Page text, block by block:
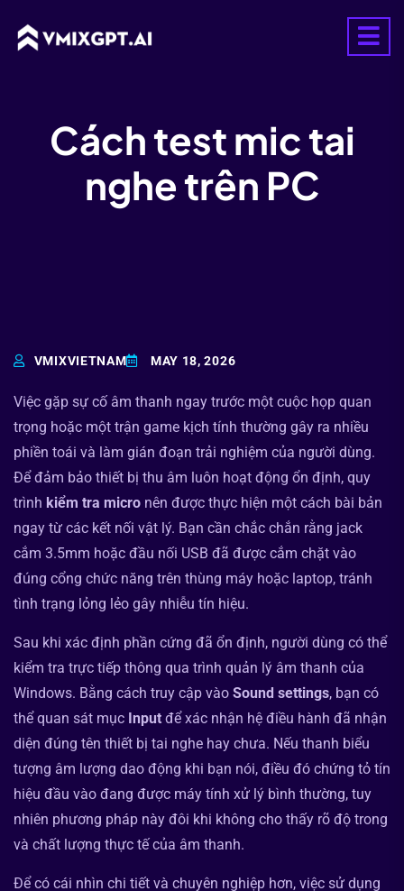
Cách test mic tai
nghe trên PC
VMIXVIETNAM MAY 18, 2026
Việc gặp sự cố âm thanh ngay trước một cuộc họp quan
trọng hoặc một trận game kịch tính thường gây ra nhiều
phiền toái và làm gián đoạn trải nghiệm của người dùng.
Để đảm bảo thiết bị thu âm luôn hoạt động ổn định, quy
trình kiểm tra micro nên được thực hiện một cách bài bản
ngay từ các kết nối vật lý. Bạn cần chắc chắn rằng jack
cắm 3.5mm hoặc đầu nối USB đã được cắm chặt vào
đúng cổng chức năng trên thùng máy hoặc laptop, tránh
tình trạng lỏng lẻo gây nhiễu tín hiệu.
Sau khi xác định phần cứng đã ổn định, người dùng có thể
kiểm tra trực tiếp thông qua trình quản lý âm thanh của
Windows. Bằng cách truy cập vào Sound settings, bạn có
thể quan sát mục Input để xác nhận hệ điều hành đã nhận
diện đúng tên thiết bị tai nghe hay chưa. Nếu thanh biểu
tượng âm lượng dao động khi bạn nói, điều đó chứng tỏ tín
hiệu đầu vào đang được máy tính xử lý bình thường, tuy
nhiên phương pháp này đôi khi không cho thấy rõ độ trong
và chất lượng thực tế của âm thanh.
Để có cái nhìn chi tiết và chuyên nghiệp hơn, việc sử dụng